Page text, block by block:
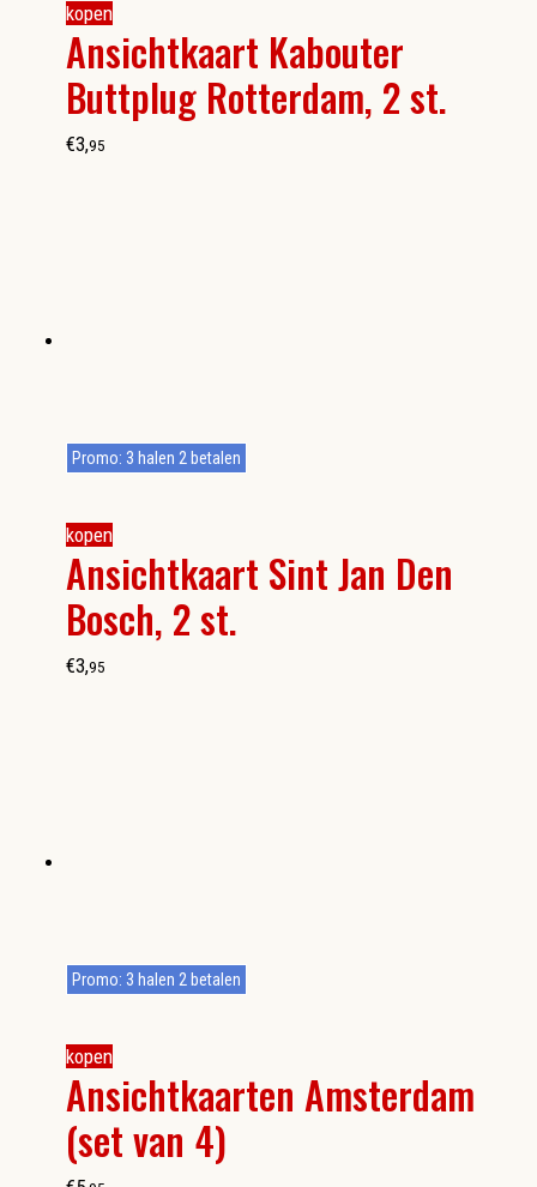
kopen
Ansichtkaart Kabouter
Buttplug Rotterdam, 2 st.
€3,95
kopen
Ansichtkaart Sint Jan Den
Bosch, 2 st.
Promo: 3 halen 2 betalen
€3,95
kopen
Ansichtkaarten Amsterdam
(set van 4)
Promo: 3 halen 2 betalen